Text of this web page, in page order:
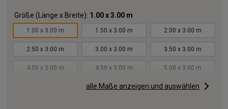
Größe (Länge x Breite): 1.00 x 3.00 m
1.00 x 3.00 m 1.50 x 3.00 m 2.00 x 3.00 m
2.50 x 3.00 m 3.00 x 3.00 m 3.50 x 3.00 m
4.00 x 3.00 m 4.50 x 3.00 m 5.00 x 3.00 m
6.00 x 3.00 m 6.50 x 3.00 m
alle Maße anzeigen und auswählen